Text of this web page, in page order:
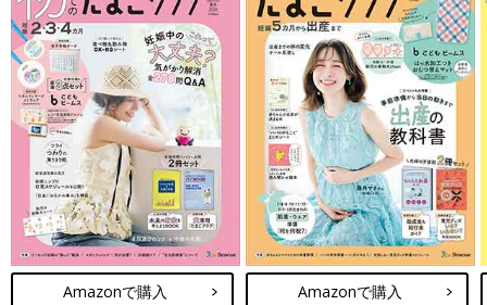
Amazonで購入 Amazonで購入